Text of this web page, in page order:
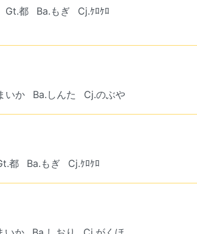
Gt.都 Ba.もぎ
Cj.ｹﾛｹﾛ
いか Ba.しんた Cj.のぶや
都 Ba.もぎ Cj.ｹﾛｹﾛ